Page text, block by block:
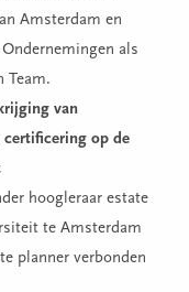
Amsterdam en
als
Team.
van
certificering op de
hoogleraar estate
te Amsterdam
planner verbonden